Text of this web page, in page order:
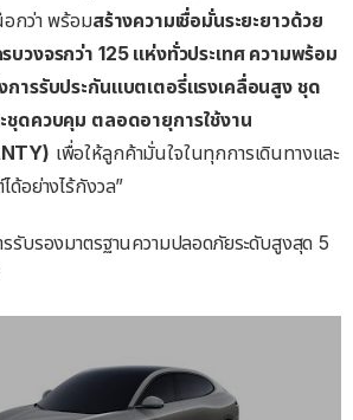
กว่า พร้อมสร้างความเชื่อมั่นระยะยาวด้วย
บวงจรกว่า 125 แห่งทั่วประเทศ ความพร้อม
การรับประกันแบตเตอรี่แรงเคลื่อนสูง ชุด
ชุดควบคุม ตลอดอายุการใช้งาน
เพื่อให้ลูกค้ามั่นใจในทุกการเดินทางและ
ด้อย่างไร้กังวล”
รับรองมาตรฐานความปลอดภัยระดับสูงสุด 5